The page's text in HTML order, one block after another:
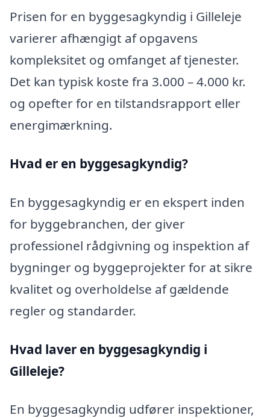
Prisen for en byggesagkyndig i Gilleleje
varierer afhængigt af opgavens
kompleksitet og omfanget af tjenester.
Det kan typisk koste fra 3.000 – 4.000 kr.
og opefter for en tilstandsrapport eller
energimærkning.
Hvad er en byggesagkyndig?
En byggesagkyndig er en ekspert inden
for byggebranchen, der giver
professionel rådgivning og inspektion af
bygninger og byggeprojekter for at sikre
kvalitet og overholdelse af gældende
regler og standarder.
Hvad laver en byggesagkyndig i
Gilleleje?
En byggesagkyndig udfører inspektioner,